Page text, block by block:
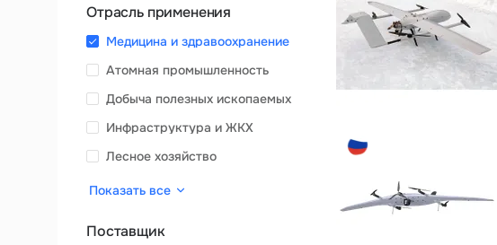
Отрасль применения
Медицина и здравоохранение
Атомная промышленность
Добыча полезных ископаемых
Инфраструктура и ЖКХ
Лесное хозяйство
Показать все
Поставщик